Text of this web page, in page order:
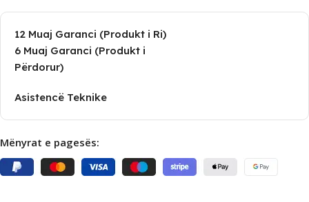
12 Muaj Garanci (Produkt i Ri)
6 Muaj Garanci (Produkt i
Përdorur)
Asistencë Teknike
Mënyrat e pagesës: